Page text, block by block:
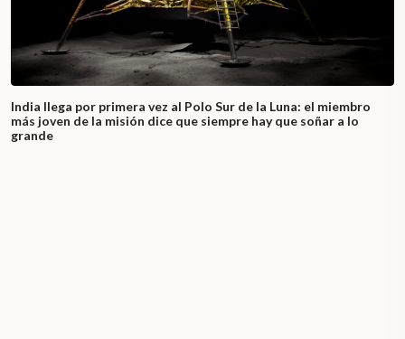
India llega por primera vez al Polo Sur de la Luna: el miembro
más joven de la misión dice que siempre hay que soñar a lo
grande